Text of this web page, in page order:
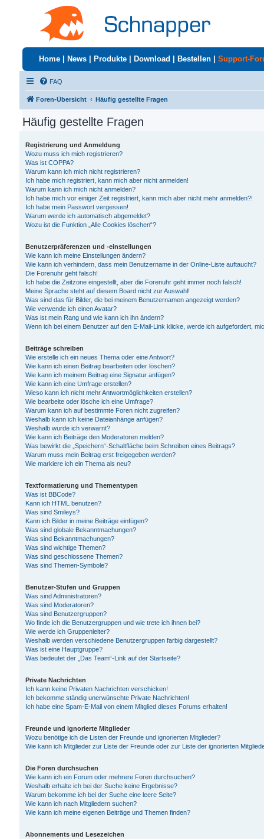
Home News Produkte Download Bestellen Support-
FAQ
Foren-Übersicht Häufig gestellte Fragen
Häufig gestellte Fragen
Registrierung und Anmeldung
Wozu muss ich mich registrieren?
Was ist COPPA?
Warum kann ich mich nicht registrieren?
Ich habe mich registriert, kann mich aber nicht anmelden!
Warum kann ich mich nicht anmelden?
Ich habe mich vor einiger Zeit registriert, kann mich aber nicht mehr anmelden?!
Ich habe mein Passwort vergessen!
Warum werde ich automatisch abgemeldet?
Wozu ist die Funktion „Alle Cookies löschen“?
Benutzerpräferenzen und -einstellungen
Wie kann ich meine Einstellungen ändern?
Wie kann ich verhindern, dass mein Benutzername in der Online-Liste auftaucht?
Die Forenuhr geht falsch!
Ich habe die Zeitzone eingestellt, aber die Forenuhr geht immer noch falsch!
Meine Sprache steht auf diesem Board nicht zur Auswahl!
Was sind das für Bilder, die bei meinem Benutzernamen angezeigt werden?
Wie verwende ich einen Avatar?
Was ist mein Rang und wie kann ich ihn ändern?
Wenn ich bei einem Benutzer auf den E-Mail-Link klicke, werde ich aufgefordert,
Beiträge schreiben
Wie erstelle ich ein neues Thema oder eine Antwort?
Wie kann ich einen Beitrag bearbeiten oder löschen?
Wie kann ich meinem Beitrag eine Signatur anfügen?
Wie kann ich eine Umfrage erstellen?
Wieso kann ich nicht mehr Antwortmöglichkeiten erstellen?
Wie bearbeite oder lösche ich eine Umfrage?
Warum kann ich auf bestimmte Foren nicht zugreifen?
Weshalb kann ich keine Dateianhänge anfügen?
Weshalb wurde ich verwarnt?
Wie kann ich Beiträge den Moderatoren melden?
Was bewirkt die „Speichern“-Schaltfläche beim Schreiben eines Beitrags?
Warum muss mein Beitrag erst freigegeben werden?
Wie markiere ich ein Thema als neu?
Textformatierung und Thementypen
Was ist BBCode?
Kann ich HTML benutzen?
Was sind Smileys?
Kann ich Bilder in meine Beiträge einfügen?
Was sind globale Bekanntmachungen?
Was sind Bekanntmachungen?
Was sind wichtige Themen?
Was sind geschlossene Themen?
Was sind Themen-Symbole?
Benutzer-Stufen und Gruppen
Was sind Administratoren?
Was sind Moderatoren?
Was sind Benutzergruppen?
Wo finde ich die Benutzergruppen und wie trete ich ihnen bei?
Wie werde ich Gruppenleiter?
Weshalb werden verschiedene Benutzergruppen farbig dargestellt?
Was ist eine Hauptgruppe?
Was bedeutet der „Das Team“-Link auf der Startseite?
Private Nachrichten
Ich kann keine Privaten Nachrichten verschicken!
Ich bekomme ständig unerwünschte Private Nachrichten!
Ich habe eine Spam-E-Mail von einem Mitglied dieses Forums erhalten!
Freunde und ignorierte Mitglieder
Wozu benötige ich die Listen der Freunde und ignorierten Mitglieder?
Wie kann ich Mitglieder zur Liste der Freunde oder zur Liste der ignorierten
Die Foren durchsuchen
Wie kann ich ein Forum oder mehrere Foren durchsuchen?
Weshalb erhalte ich bei der Suche keine Ergebnisse?
Warum bekomme ich bei der Suche eine leere Seite?
Wie kann ich nach Mitgliedern suchen?
Wie kann ich meine eigenen Beiträge und Themen finden?
Abonnements und Lesezeichen